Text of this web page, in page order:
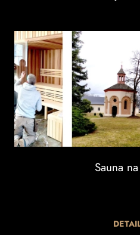
Sauna